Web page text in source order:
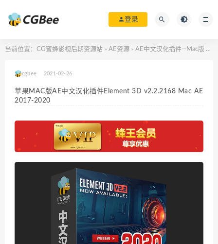
登录
当前位置： CG蜜蜂影视后期资源站 > AE资源 > AE中文汉化插件—Mac版 >苹
cgbee 2021-02-26
苹果MAC版AE中文汉化插件Element 3D v2.2.2168 Mac AE
2017-2020